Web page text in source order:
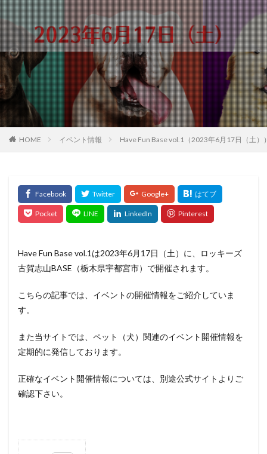
HOME イベント情報 Have Fun Base vol.1（2023年6月17日（土
Have Fun Base vol.1は2023年6月17日（土）に、ロッキーズ
古賀志山BASE（栃木県宇都宮市）で開催されます。
こちらの記事では、イベントの開催情報をご紹介していま
す。
また当サイトでは、ペット（犬）関連のイベント開催情報を
定期的に発信しております。
正確なイベント開催情報については、別途公式サイトよりご
確認下さい。